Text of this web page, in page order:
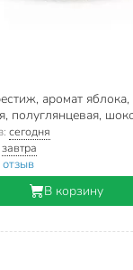
аромат яблока,
полуглянцевая,
сегодня
завтра
В корзину